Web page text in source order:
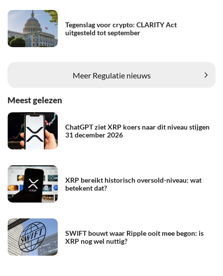
Tegenslag voor crypto: CLARITY Act
uitgesteld tot september
Meer Regulatie nieuws
Meest gelezen
ChatGPT ziet XRP koers naar dit niveau stijgen
31 december 2026
XRP bereikt historisch oversold-niveau: wat
betekent dat?
SWIFT bouwt waar Ripple ooit mee begon: is
XRP nog wel nuttig?